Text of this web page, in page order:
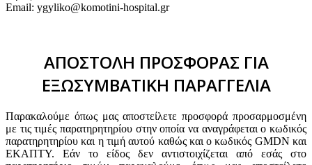
Email: ygyliko@komotini-hospital.gr
ΑΠΟΣΤΟΛΗ ΠΡΟΣΦΟΡΑΣ ΓΙΑ
ΕΞΩΣΥΜΒΑΤΙΚΗ ΠΑΡΑΓΓΕΛΙΑ
Παρακαλούμε όπως μας αποστείλετε προσφορά προσαρμοσμένη
με τις τιμές παρατηρητηρίου στην οποία να αναγράφεται ο κωδικός
παρατηρητηρίου και η τιμή αυτού καθώς και ο κωδικός GMDN και
ΕΚΑΠΤΥ. Εάν το είδος δεν αντιστοιχίζεται από εσάς στο